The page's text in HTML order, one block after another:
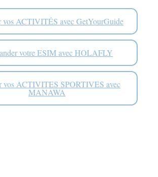
vos ACTIVITÉS avec GetYourGuide
votre ESIM avec HOLAFLY
vos ACTIVITES SPORTIVES avec
MANAWA